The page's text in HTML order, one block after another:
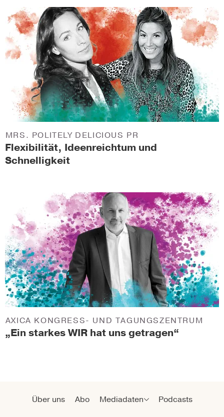
Flexibilität, Ideenreichtum und
Schnelligkeit
MRS. POLITELY DELICIOUS PR
„Ein starkes WIR hat uns getragen“
AXICA KONGRESS- UND TAGUNGSZENTRUM
Über uns Abo Mediadaten
Podcasts